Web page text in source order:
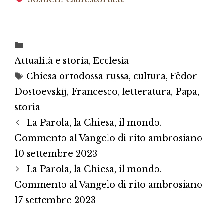
Attualità e storia, Ecclesia
Tag
Chiesa ortodossa russa, cultura, Fëdor
Dostoevskij, Francesco, letteratura, Papa,
storia
La Parola, la Chiesa, il mondo.
Commento al Vangelo di rito ambrosiano
10 settembre 2023
La Parola, la Chiesa, il mondo.
Commento al Vangelo di rito ambrosiano
17 settembre 2023